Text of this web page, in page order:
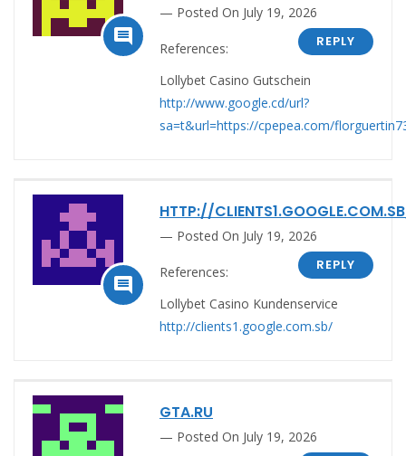

Posted On July 19, 2026
REPLY
References:
Lollybet Casino Gutschein
http://www.google.cd/url?
sa=t&url=https://cpepea.com/

HTTP://
Posted On July 19, 2026
REPLY
References:
Lollybet Casino Kundenservice
http://clients1.google.com.sb/
GTA.RU
Posted On July 19, 2026